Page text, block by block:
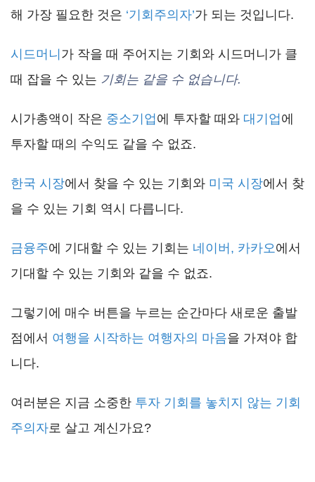
해 가장 필요한 것은 ‘기회주의자’가 되는 것입니다.
시드머니 가 작을 때 주어지는 기회와 시드머니가 클
때 잡을 수 있는 기회는 같을 수 없습니다.
시가총액이 작은 중소기업 에 투자할 때와 대기업 에
투자할 때의 수익도 같을 수 없죠.
한국 시장에서 찾을 수 있는 기회와 미국 시장에서 찾
을 수 있는 기회 역시 다릅니다.
금융주에 기대할 수 있는 기회는 네이버, 카카오 에서
기대할 수 있는 기회와 같을 수 없죠.
그렇기에 매수 버튼을 누르는 순간마다 새로운 출발
점에서 여행을 시작하는 여행자의 마음을 가져야 합
니다.
여러분은 지금 소중한 투자 기회를 놓치지 않는 기회
주의자로 살고 계신가요?